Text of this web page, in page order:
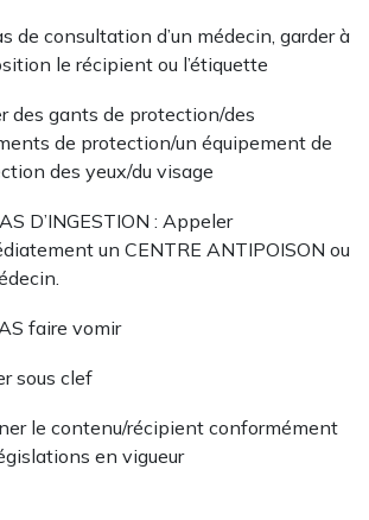
de consultation d’un médecin, garder à
le récipient ou l’étiquette
des gants de protection/des
de protection/un équipement de
des yeux/du visage
D’INGESTION : Appeler
un CENTRE ANTIPOISON ou
faire vomir
sous clef
le contenu/récipient conformément
en vigueur